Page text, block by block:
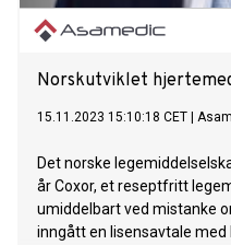
Norskutviklet
15.11.2023 15:10:18 CET
Det norske
år Coxor, et reseptfritt
umiddelbart ved mistanke
inngått en lisensavtale